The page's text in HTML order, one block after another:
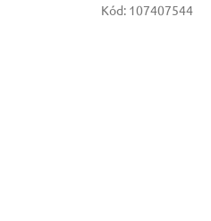
Kód: 107407544